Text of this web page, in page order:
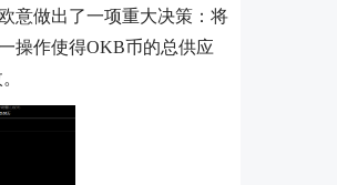
意做出了一项重大决策：将
操作使得OKB币的总供应